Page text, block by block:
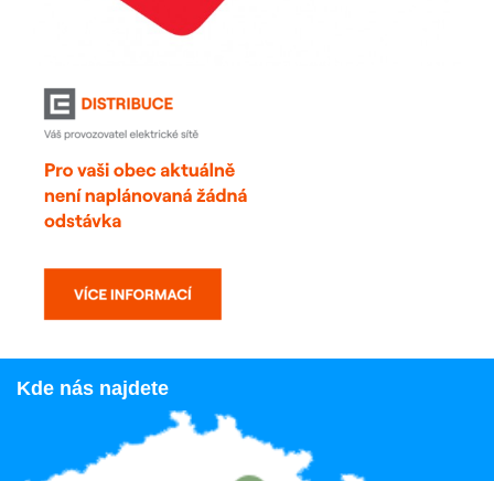
Kde nás najdete